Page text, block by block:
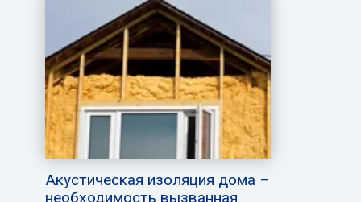
Акустическая изоляция дома –
необходимость вызванная